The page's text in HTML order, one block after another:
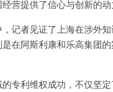
营提供了信心与创新的动
记者见证了上海在涉外
在阿斯利康和乐高集团
专利维权成功，不仅坚